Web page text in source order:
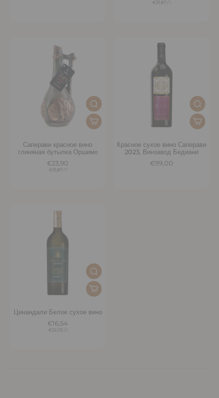
€31,87 / l
Саперави красное вино
глиняная бутылка Оршимо
€23,90
€31,87 / l
Красное сухое вино Саперави
2023, Винзавод Бедиани
€99,00
Цинандали Белое сухое вино
€16,54
€22,05 / l